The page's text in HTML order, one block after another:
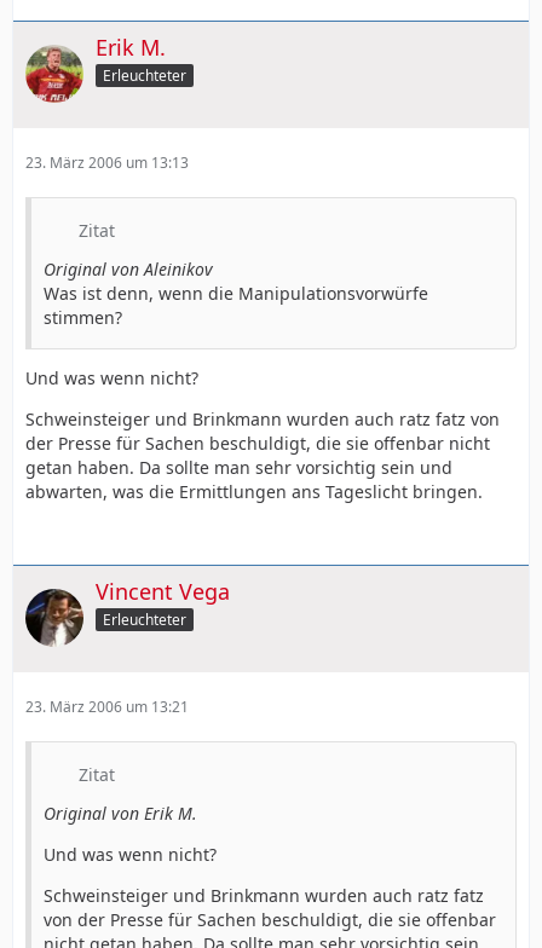
Erik M.
Erleuchteter
23. März 2006 um 13:13
Zitat
Original von Aleinikov
Was ist denn, wenn die Manipulationsvorwürfe
stimmen?
Und was wenn nicht?
Schweinsteiger und Brinkmann wurden auch ratz fatz von
der Presse für Sachen beschuldigt, die sie offenbar nicht
getan haben. Da sollte man sehr vorsichtig sein und
abwarten, was die Ermittlungen ans Tageslicht bringen.
Vincent Vega
Erleuchteter
23. März 2006 um 13:21
Zitat
Original von Erik M.
Und was wenn nicht?
Schweinsteiger und Brinkmann wurden auch ratz fatz
von der Presse für Sachen beschuldigt, die sie offenbar
nicht getan haben. Da sollte man sehr vorsichtig sein